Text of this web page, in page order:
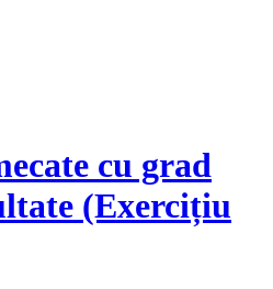
cu grad
(Exercițiu